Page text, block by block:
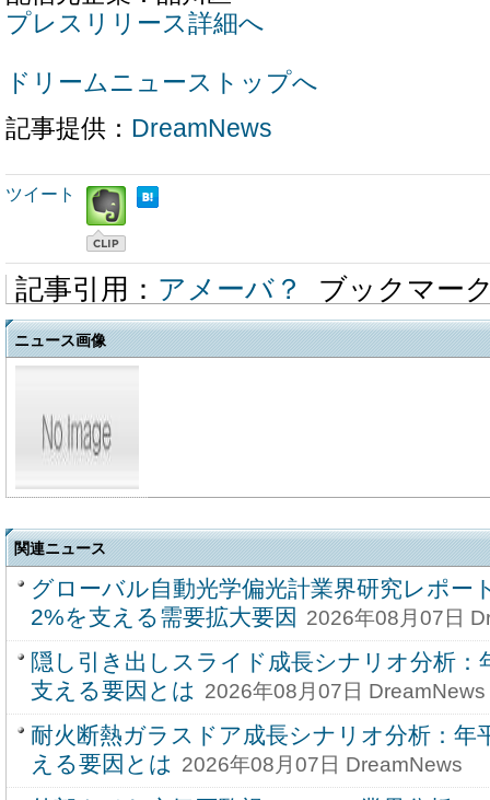
プレスリリース詳細へ
ドリームニューストップへ
記事提供： DreamNews
ツイート
記事引用： アメーバ？ ブックマー
ニュース画像
関連ニュース
グローバル自動光学偏光計業界研究レポー
2%を支える需要拡大要因 2026年08月07日
隠し引き出しスライド成長シナリオ分析：
支える要因とは 2026年08月07日 DreamNews
耐火断熱ガラスドア成長シナリオ分析：年
える要因とは 2026年08月07日 DreamNews